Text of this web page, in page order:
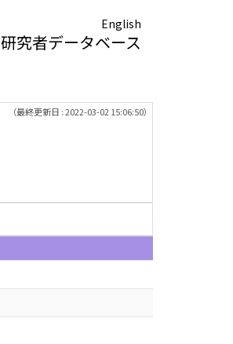
English
研究者データベース
（最終更新日 : 2022-03-02 15:06:50）